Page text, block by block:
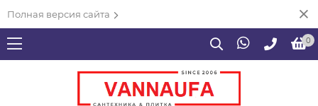
Полная версия сайта
0